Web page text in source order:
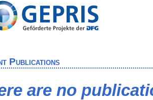
Publications
are no